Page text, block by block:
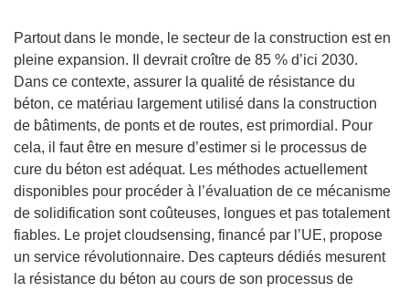
Partout dans le monde, le secteur de la construction est en
pleine expansion. Il devrait croître de 85 % d’ici 2030.
Dans ce contexte, assurer la qualité de résistance du
béton, ce matériau largement utilisé dans la construction
de bâtiments, de ponts et de routes, est primordial. Pour
cela, il faut être en mesure d’estimer si le processus de
cure du béton est adéquat. Les méthodes actuellement
disponibles pour procéder à l’évaluation de ce mécanisme
de solidification sont coûteuses, longues et pas totalement
fiables. Le projet cloudsensing, financé par l’UE, propose
un service révolutionnaire. Des capteurs dédiés mesurent
la résistance du béton au cours de son processus de